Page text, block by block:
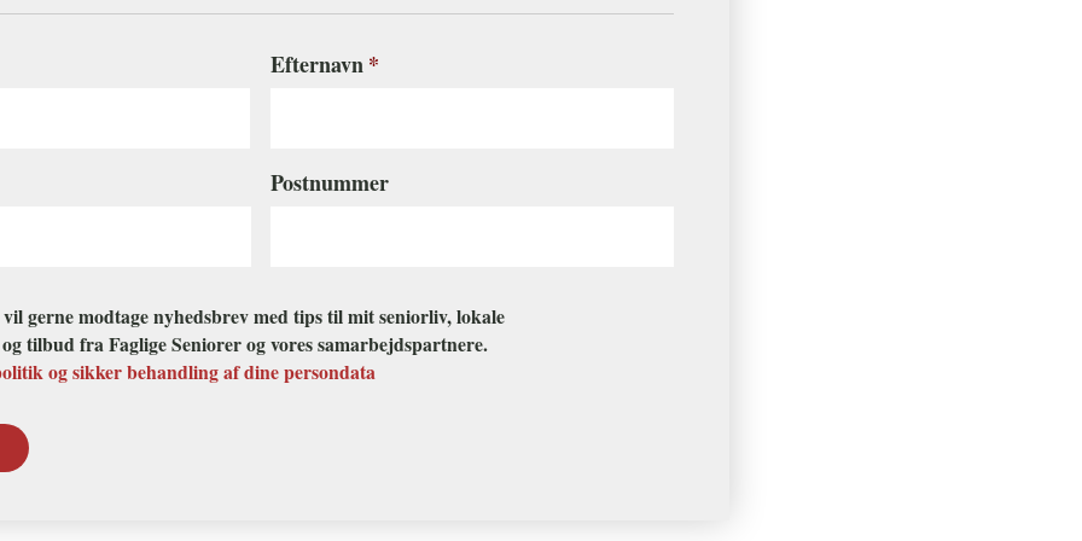
Efternavn
Postnummer
gerne modtage nyhedsbrev med tips til mit seniorliv, lokale
tilbud fra Faglige Seniorer og vores samarbejdspartnere.
og sikker behandling af dine persondata